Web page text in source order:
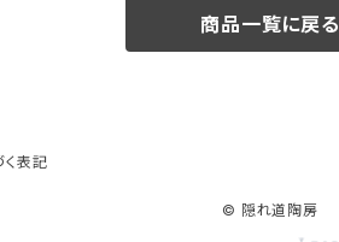
商品一覧に戻る
表記
© 隠れ道陶房